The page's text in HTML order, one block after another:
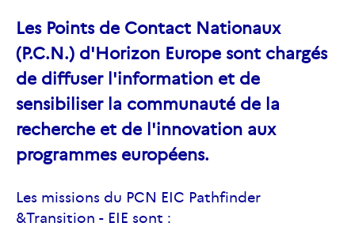
Les Points de Contact Nationaux
(P.C.N.) d'Horizon Europe sont chargés
de diffuser l'information et de
sensibiliser la communauté de la
recherche et de l'innovation aux
programmes européens.
Les missions du PCN EIC Pathfinder
&Transition - EIE sont :